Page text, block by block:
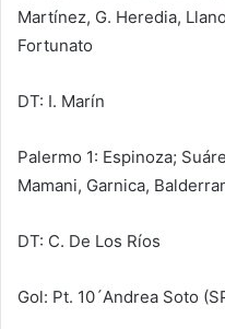
Martínez, G. Heredia,
Fortunato
DT: I. Marín
Palermo 1: Espinoza;
Mamani, Garnica,
DT: C. De Los Ríos
Gol: Pt. 10´Andrea Soto